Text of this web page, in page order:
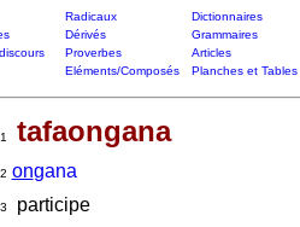
Radicaux
Dictionnaires
Dérivés
Grammaires
Proverbes
Articles
Eléments/Composés Planches et Tables
1 tafaongana
2 ongana
3
participe